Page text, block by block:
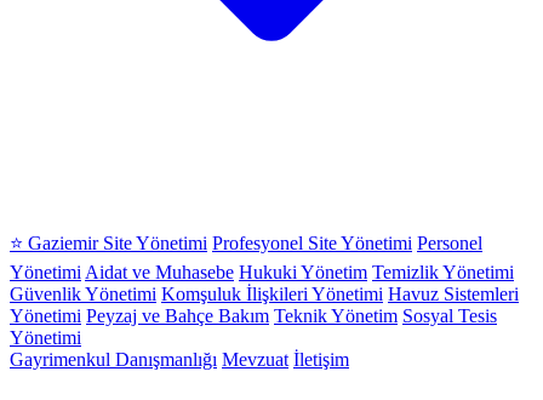
⭐ Gaziemir Site Yönetimi Profesyonel Site Yönetimi Personel
Yönetimi Aidat ve Muhasebe Hukuki Yönetim Temizlik Yönetimi
Güvenlik Yönetimi Komşuluk İlişkileri Yönetimi Havuz Sistemleri
Yönetimi Peyzaj ve Bahçe Bakım Teknik Yönetim Sosyal Tesis
Yönetimi
Gayrimenkul Danışmanlığı Mevzuat İletişim